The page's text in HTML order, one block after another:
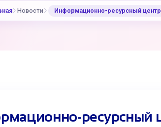
Новости Информационно-ресурсный
ресурсный